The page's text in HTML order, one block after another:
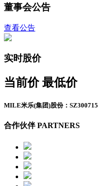
董事会公告
查看公告
实时股价
当前价 最低价
MILE米乐(集团)股份：SZ300715
合作伙伴 PARTNERS